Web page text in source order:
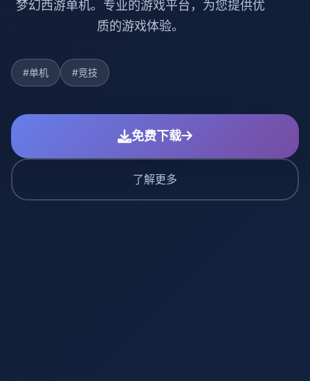
梦幻西游单机。专业的游戏平台，为您提供优
质的游戏体验。
#单机 #竞技
免费下载
了解更多